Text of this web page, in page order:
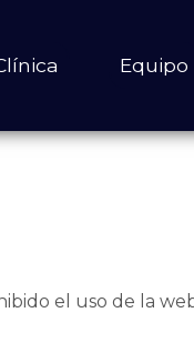
Equipo
el uso de la